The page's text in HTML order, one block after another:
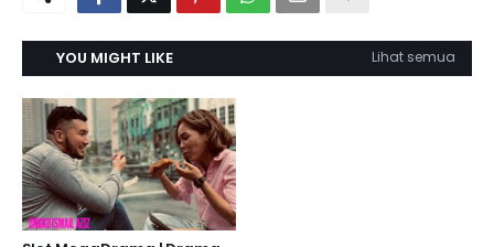
YOU MIGHT LIKE Lihat semua